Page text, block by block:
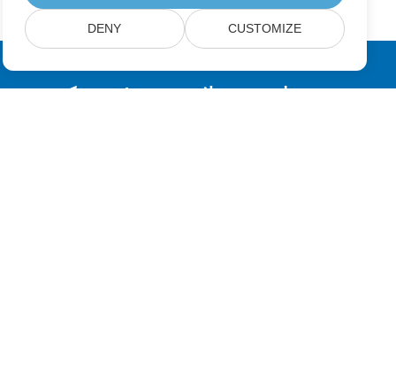
در به روزرسانی محصولات Aspose مشترک شوید
CUSTOMIZE
DENY